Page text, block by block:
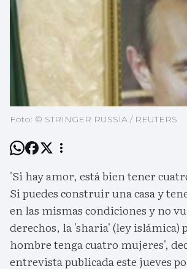
Foto: © STRINGER RUSSIA / REUTERS
'Si hay amor, está bien tener
Si puedes construir una casa y
en las mismas condiciones y no
derechos, la 'sharia' (ley islámica)
hombre tenga cuatro mujeres',
entrevista publicada este jueves